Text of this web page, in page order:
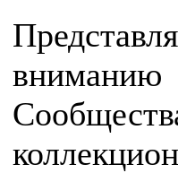
вниманию